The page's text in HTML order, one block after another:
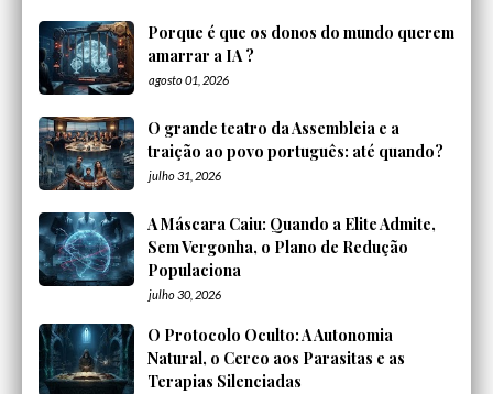
Porque é que os donos do mundo querem
amarrar a IA ?
agosto 01, 2026
O grande teatro da Assembleia e a
traição ao povo português: até quando?
julho 31, 2026
A Máscara Caiu: Quando a Elite Admite,
Sem Vergonha, o Plano de Redução
Populaciona
julho 30, 2026
O Protocolo Oculto: A Autonomia
Natural, o Cerco aos Parasitas e as
Terapias Silenciadas